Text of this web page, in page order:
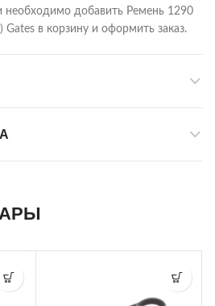
необходимо добавить Ремень 1290
в корзину и оформить заказ.